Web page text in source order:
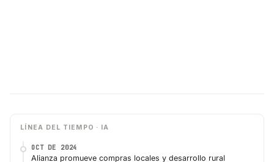
LÍNEA DEL TIEMPO · IA
OCT DE 2024
Alianza promueve compras locales y desarrollo rural